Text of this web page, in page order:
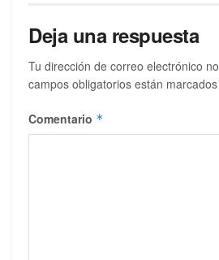
Deja una respuesta
Tu dirección de correo electrónico
campos obligatorios están
Comentario *